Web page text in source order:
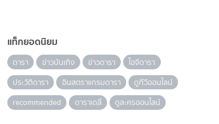
แท็กยอดนิยม
ดารา ข่าวบันเทิง ข่าวดารา
ไอจีดารา
ประวัติดารา
อินสตราแกรมดารา
ดูทีวีออนไลน์
recommended
ดาราเดลี่ ดูละครออนไลน์